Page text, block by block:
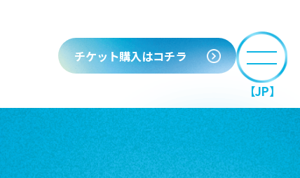
チケット購入はコチラ
【JP】